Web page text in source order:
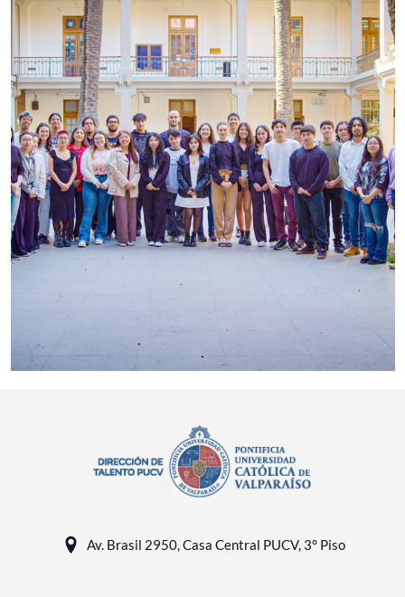
Av. Brasil 2950, Casa Central PUCV, 3° Piso